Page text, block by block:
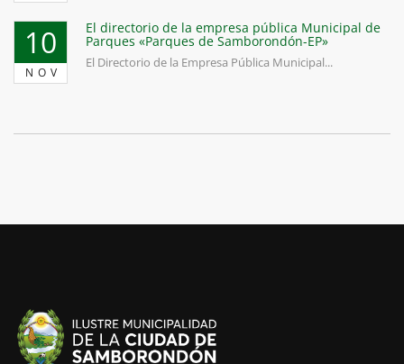
10
NOV
El directorio de la empresa pública Municipal de
Parques «Parques de Samborondón-EP»
El Directorio de la Empresa Pública Municipal...